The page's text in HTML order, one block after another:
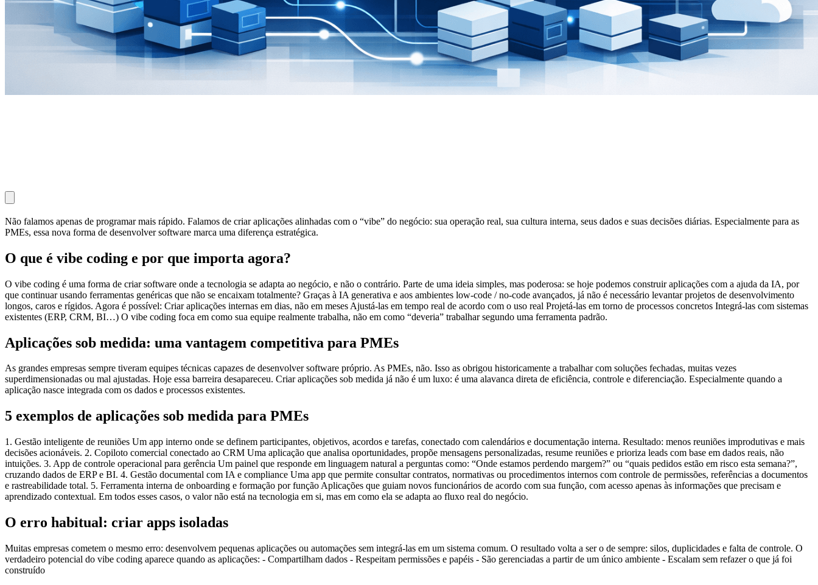
Não falamos apenas de programar mais rápido. Falamos de criar aplicações alinhadas com o “vibe” do negócio: sua operação real, sua cultura interna, seus dados e suas decisões diárias. Especialmente para as
PMEs, essa nova forma de desenvolver software marca uma diferença estratégica.
O que é vibe coding e por que importa agora?
O vibe coding é uma forma de criar software onde a tecnologia se adapta ao negócio, e não o contrário. Parte de uma ideia simples, mas poderosa: se hoje podemos construir aplicações com a ajuda da IA, por
que continuar usando ferramentas genéricas que não se encaixam totalmente? Graças à IA generativa e aos ambientes low-code / no-code avançados, já não é necessário levantar projetos de desenvolvimento
longos, caros e rígidos. Agora é possível: Criar aplicações internas em dias, não em meses Ajustá-las em tempo real de acordo com o uso real Projetá-las em torno de processos concretos Integrá-las com sistemas
existentes (ERP, CRM, BI…) O vibe coding foca em como sua equipe realmente trabalha, não em como “deveria” trabalhar segundo uma ferramenta padrão.
Aplicações sob medida: uma vantagem competitiva para PMEs
As grandes empresas sempre tiveram equipes técnicas capazes de desenvolver software próprio. As PMEs, não. Isso as obrigou historicamente a trabalhar com soluções fechadas, muitas vezes
superdimensionadas ou mal ajustadas. Hoje essa barreira desapareceu. Criar aplicações sob medida já não é um luxo: é uma alavanca direta de eficiência, controle e diferenciação. Especialmente quando a
aplicação nasce integrada com os dados e processos existentes.
5 exemplos de aplicações sob medida para PMEs
1. Gestão inteligente de reuniões Um app interno onde se definem participantes, objetivos, acordos e tarefas, conectado com calendários e documentação interna. Resultado: menos reuniões improdutivas e mais
decisões acionáveis. 2. Copiloto comercial conectado ao CRM Uma aplicação que analisa oportunidades, propõe mensagens personalizadas, resume reuniões e prioriza leads com base em dados reais, não
intuições. 3. App de controle operacional para gerência Um painel que responde em linguagem natural a perguntas como: “Onde estamos perdendo margem?” ou “quais pedidos estão em risco esta semana?”,
cruzando dados de ERP e BI. 4. Gestão documental com IA e compliance Uma app que permite consultar contratos, normativas ou procedimentos internos com controle de permissões, referências a documentos
e rastreabilidade total. 5. Ferramenta interna de onboarding e formação por função Aplicações que guiam novos funcionários de acordo com sua função, com acesso apenas às informações que precisam e
aprendizado contextual. Em todos esses casos, o valor não está na tecnologia em si, mas em como ela se adapta ao fluxo real do negócio.
O erro habitual: criar apps isoladas
Muitas empresas cometem o mesmo erro: desenvolvem pequenas aplicações ou automações sem integrá-las em um sistema comum. O resultado volta a ser o de sempre: silos, duplicidades e falta de controle. O
verdadeiro potencial do vibe coding aparece quando as aplicações: - Compartilham dados - Respeitam permissões e papéis - São gerenciadas a partir de um único ambiente - Escalam sem refazer o que já foi
construído